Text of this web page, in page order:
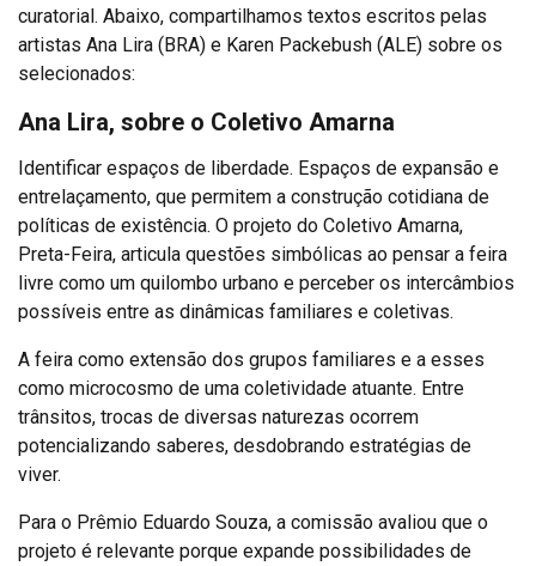
curatorial. Abaixo, compartilhamos textos escritos pelas
artistas Ana Lira (BRA) e Karen Packebush (ALE) sobre os
selecionados:
Ana Lira, sobre o Coletivo Amarna
Identificar espaços de liberdade. Espaços de expansão e
entrelaçamento, que permitem a construção cotidiana de
políticas de existência. O projeto do Coletivo Amarna,
Preta-Feira, articula questões simbólicas ao pensar a feira
livre como um quilombo urbano e perceber os intercâmbios
possíveis entre as dinâmicas familiares e coletivas.
A feira como extensão dos grupos familiares e a esses
como microcosmo de uma coletividade atuante. Entre
trânsitos, trocas de diversas naturezas ocorrem
potencializando saberes, desdobrando estratégias de
viver.
Para o Prêmio Eduardo Souza, a comissão avaliou que o
projeto é relevante porque expande possibilidades de